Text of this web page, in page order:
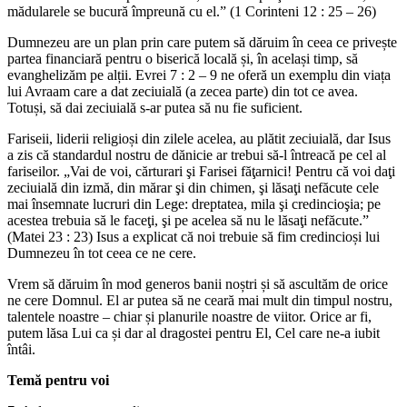
mădularele se bucură împreună cu el.” (1 Corinteni 12 : 25 – 26)
Dumnezeu are un plan prin care putem să dăruim în ceea ce privește
partea financiară pentru o biserică locală și, în același timp, să
evanghelizăm pe alții. Evrei 7 : 2 – 9 ne oferă un exemplu din viața
lui Avraam care a dat zeciuială (a zecea parte) din tot ce avea.
Totuși, să dai zeciuială s-ar putea să nu fie suficient.
Fariseii, liderii religioși din zilele acelea, au plătit zeciuială, dar Isus
a zis că standardul nostru de dănicie ar trebui să-l întreacă pe cel al
fariseilor. „Vai de voi, cărturari şi Farisei făţarnici! Pentru că voi daţi
zeciuială din izmă, din mărar şi din chimen, şi lăsaţi nefăcute cele
mai însemnate lucruri din Lege: dreptatea, mila şi credincioşia; pe
acestea trebuia să le faceţi, şi pe acelea să nu le lăsaţi nefăcute.”
(Matei 23 : 23) Isus a explicat că noi trebuie să fim credincioși lui
Dumnezeu în tot ceea ce ne cere.
Vrem să dăruim în mod generos banii noștri și să ascultăm de orice
ne cere Domnul. El ar putea să ne ceară mai mult din timpul nostru,
talentele noastre – chiar și planurile noastre de viitor. Orice ar fi,
putem lăsa Lui ca și dar al dragostei pentru El, Cel care ne-a iubit
întâi.
Temă pentru voi